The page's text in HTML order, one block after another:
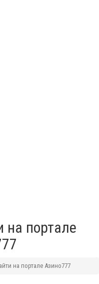
на портале
на портале Азино777